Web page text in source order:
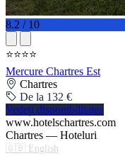
8.2 / 10
⭐⭐⭐⭐
Mercure Chartres Est
Chartres
De la 132 €
Vedeți disponibilitatea
www.hotelschartres.com
Chartres — Hoteluri
🇬🇧 English